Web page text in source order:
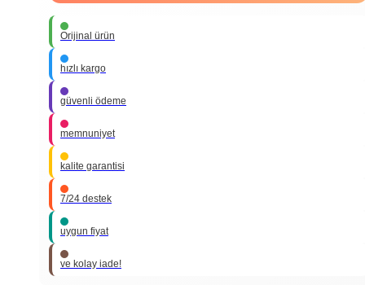
Orijinal ürün
hızlı kargo
güvenli ödeme
memnuniyet
kalite garantisi
7/24 destek
uygun fiyat
ve kolay iade!